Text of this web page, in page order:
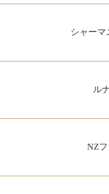
シャーマ
ル
NZ